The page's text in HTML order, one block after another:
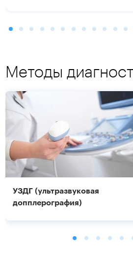
Методы
УЗДГ (ультразвуковая
допплерография)